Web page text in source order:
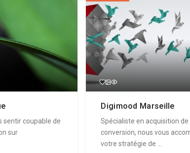
sentir coupable de
sur
Digimood Marseille
Spécialiste en acquisition
conversion, nous vous
votre stratégie de ...